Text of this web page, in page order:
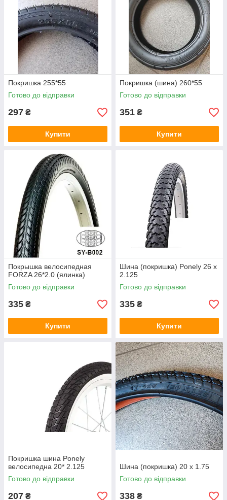
Покришка 255*55
Готово до відправки
297 ₴
Купити
Покришка (шина) 260*55
Готово до відправки
351 ₴
Купити
Покрышка велосипедная
FORZA 26*2.0 (ялинка)
Готово до відправки
335 ₴
Купити
Шина (покришка) Ponely 26 х
2.125
Готово до відправки
335 ₴
Купити
Покришка шина Ponely
велосипедна 20* 2.125
Готово до відправки
207 ₴
Шина (покришка) 20 х 1.75
Готово до відправки
338 ₴